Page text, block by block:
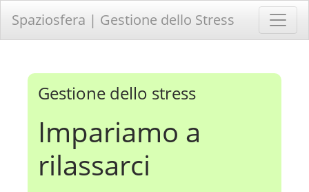
Spaziosfera | Gestione dello Stress
Gestione dello stress
Impariamo a
rilassarci